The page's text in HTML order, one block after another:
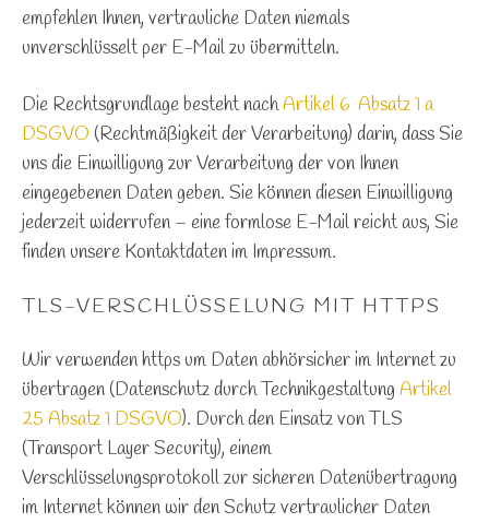
empfehlen Ihnen, vertrauliche Daten niemals
unverschlüsselt per E-Mail zu übermitteln.
Die Rechtsgrundlage besteht nachArtikel 6 Absatz 1 a
DSGVO (Rechtmäßigkeit der Verarbeitung) darin, dass Sie
uns die Einwilligung zur Verarbeitung der von Ihnen
eingegebenen Daten geben. Sie können diesen Einwilligung
jederzeit widerrufen – eine formlose E-Mail reicht aus, Sie
finden unsere Kontaktdaten im Impressum.
TLS-VERSCHLÜSSELUNG MIT HTTPS
Wir verwenden https um Daten abhörsicher im Internet zu
übertragen (Datenschutz durch Technikgestaltung Artikel
25 Absatz 1 DSGVO). Durch den Einsatz von TLS
(Transport Layer Security), einem
Verschlüsselungsprotokoll zur sicheren Datenübertragung
im Internet können wir den Schutz vertraulicher Daten